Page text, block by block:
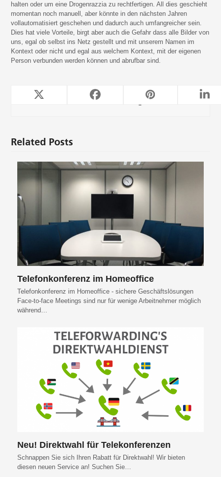
halten oder um eine Drogenrazzia zu rechtfertigen. All dies geschieht
momentan noch manuell, aber könnte in den nächsten Jahren
vollautomatisiert geschehen und dadurch auch umfangreicher sein.
Dies hat viele Vorteile, birgt aber auch die Gefahr dass alle Bilder von
uns, egal ob selbst ins Netz gestellt und mit unserem Namen im
Kontext oder nicht und egal aus welchem Kontext, mit der eigenen
Person verbunden werden können und abrufbar sind.
TeleForwarding
Related Posts
Telefonkonferenz im Homeoffice
Telefonkonferenz im Homeoffice - sichere Geschäftslösungen
Face-to-face Meetings sind nur für wenige Arbeitnehmer möglich
während…
Neu! Direktwahl für Telekonferenzen
Schnappen Sie sich Ihren Rabatt für Direktwahl! Wir bieten
diesen neuen Service an! Suchen Sie…